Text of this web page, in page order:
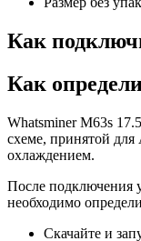
Как
Как
Whatsminer M63s
схеме, принятой
охлаждением.
После подключения
необходимо
Скачайте и